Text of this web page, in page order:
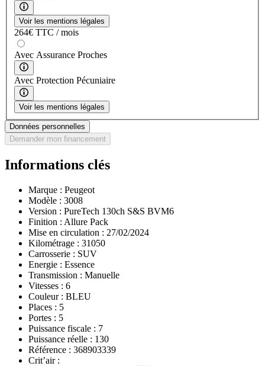
Voir les mentions légales
264€ TTC / mois
Avec Assurance Proches
Avec Protection Pécuniaire
Voir les mentions légales
Données personnelles
Demander mon financement
Informations clés
Marque : Peugeot
Modèle : 3008
Version : PureTech 130ch S&S BVM6
Finition : Allure Pack
Mise en circulation : 27/02/2024
Kilométrage : 31050
Carrosserie : SUV
Energie : Essence
Transmission : Manuelle
Vitesses : 6
Couleur : BLEU
Places : 5
Portes : 5
Puissance fiscale : 7
Puissance réelle : 130
Référence : 368903339
Crit’air :